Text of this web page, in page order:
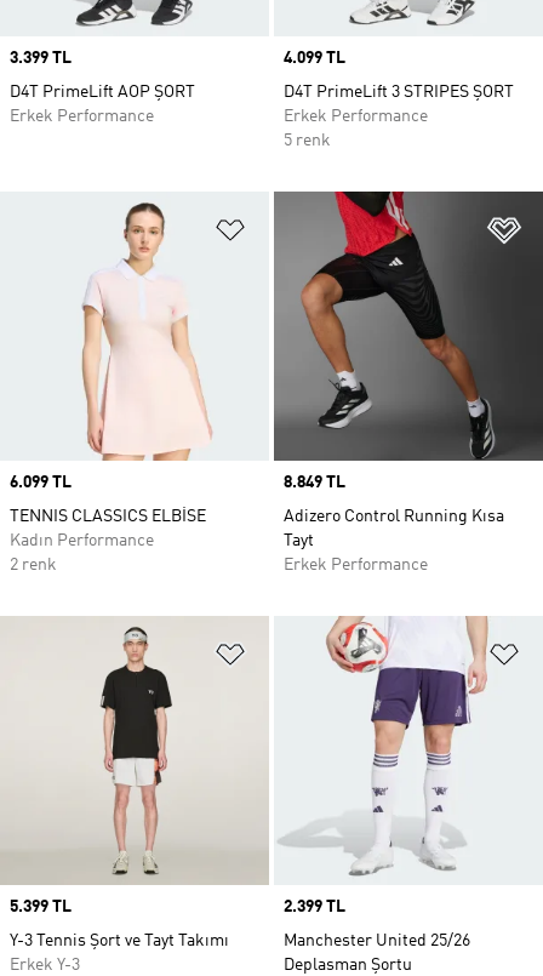
Price
3.399 TL
D4T PrimeLift AOP ŞORT
Erkek Performance
Price
4.099 TL
D4T PrimeLift 3 STRIPES ŞORT
Erkek Performance
5 renk
Favori Listesine Ekle
Price
6.099 TL
TENNIS CLASSICS ELBİSE
Kadın Performance
2 renk
Price
8.849 TL
Adizero Control Running Kısa
Tayt
Erkek Performance
Favori Listesine Ekle
Price
5.399 TL
Y-3 Tennis Şort ve Tayt Takımı
Erkek Y-3
Price
2.399 TL
Manchester United 25/26
Deplasman Şortu